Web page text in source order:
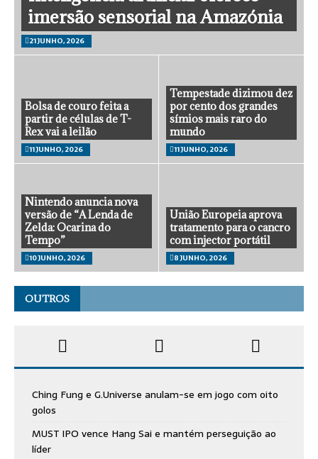
imersão sensorial na Amazónia
21 JUNHO, 2026
Bolsa de couro feita a
partir de células de T-
Rex vai a leilão
11 JUNHO, 2026
Tempestade dizimou dez
por cento dos grandes
símios mais raro do
mundo
11 JUNHO, 2026
Nintendo anuncia nova
versão de “A Lenda de
Zelda: Ocarina do
Tempo”
10 JUNHO, 2026
União Europeia aprova
tratamento para o cancro
com injector portátil
8 JUNHO, 2026
OUTROS
Ching Fung e G.Universe anulam-se em jogo com oito
golos
MUST IPO vence Hang Sai e mantém perseguição ao
líder